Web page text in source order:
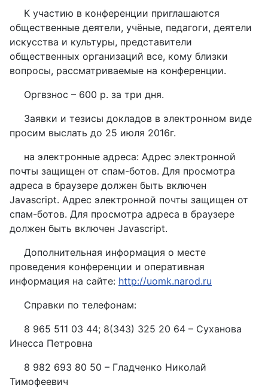
К участию в конференции приглашаются
общественные деятели, учёные, педагоги, деятели
искусства и культуры, представители
общественных организаций все, кому близки
вопросы, рассматриваемые на конференции.
Оргвзнос – 600 р. за три дня.
Заявки и тезисы докладов в электронном виде
просим выслать до 25 июля 2016г.
на электронные адреса: Адрес электронной
почты защищен от спам-ботов. Для просмотра
адреса в браузере должен быть включен
Javascript. Адрес электронной почты защищен от
спам-ботов. Для просмотра адреса в браузере
должен быть включен Javascript.
Дополнительная информация о месте
проведения конференции и оперативная
информация на сайте: http://uomk.narod.ru
Справки по телефонам:
8 965 511 03 44; 8(343) 325 20 64 – Суханова
Инесса Петровна
8 982 693 80 50 – Гладченко Николай
Тимофеевич